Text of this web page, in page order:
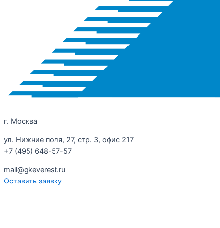
г. Москва
ул. Нижние поля, 27, стр. 3, офис 217
+7 (495) 648-57-57
mail@gkeverest.ru
Оставить заявку